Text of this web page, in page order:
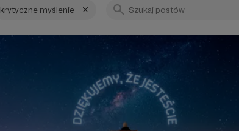
krytyczne myślenie